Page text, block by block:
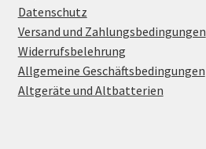
Datenschutz
Versand und Zahlungsbedingungen
Widerrufsbelehrung
Allgemeine Geschäftsbedingungen
Altgeräte und Altbatterien